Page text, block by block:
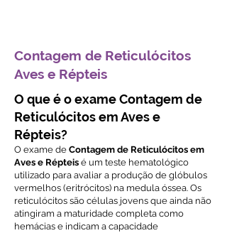
Contagem de Reticulócitos
Aves e Répteis
O que é o exame Contagem de
Reticulócitos em Aves e
Répteis?
O exame de Contagem de Reticulócitos em
Aves e Répteis é um teste hematológico
utilizado para avaliar a produção de glóbulos
vermelhos (eritrócitos) na medula óssea. Os
reticulócitos são células jovens que ainda não
atingiram a maturidade completa como
hemácias e indicam a capacidade